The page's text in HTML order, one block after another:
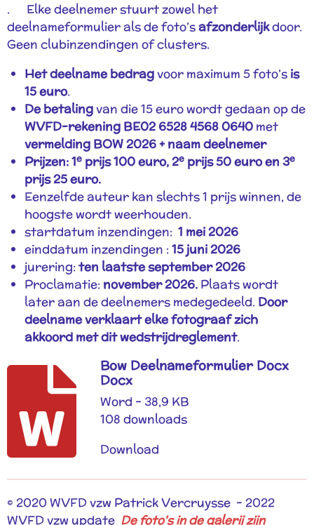
. Elke deelnemer stuurt zowel het
deelnameformulier als de foto’safzonderlijkdoor.
Geen clubinzendingen of clusters.
Het deelname bedragvoor maximum 5 foto’s is
15 euro.
De betalingvan die 15 euro wordt gedaan op de
WVFD-rekening BE02 6528 4568 0640 met
vermelding BOW 2026 + naam deelnemer
Prijzen: 1e prijs 100 euro, 2e prijs 50 euro en 3e
prijs 25 euro.
Eenzelfde auteur kan slechts 1 prijs winnen, de
hoogste wordt weerhouden.
startdatum inzendingen: 1 mei 2026
einddatum inzendingen :15 juni 2026
jurering:ten laatsteseptember 2026
Proclamatie: november 2026. Plaats wordt
later aan de deelnemers medegedeeld. Door
deelname verklaart elke fotograaf zich
akkoord met dit wedstrijdreglement.
Bow Deelnameformulier Docx
Docx
Word – 38,9 KB
108 downloads
Download
© 2020 WVFD vzw Patrick Vercruysse - 2022
WVFD vzw update De foto's in de galerij zijn